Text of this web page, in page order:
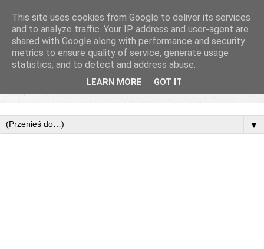
▼
This site uses cookies from Google to deliver its services
and to analyze traffic. Your IP address and user-agent are
shared with Google along with performance and security
metrics to ensure quality of service, generate usage
statistics, and to detect and address abuse.
LEARN MORE GOT IT